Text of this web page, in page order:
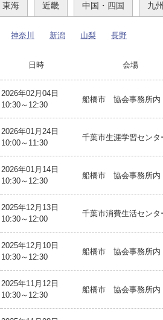
東海 近畿 中国・四国 九州
神奈川 新潟 山梨 長野
日時 会場
2026年02月04日
10:30～12:30
船橋市 協会事務所内
2026年01月24日
10:00～11:30
千葉市生涯学習セン
2026年01月14日
10:30～12:30
船橋市 協会事務所内
2025年12月13日
10:30～12:00
千葉市消費生活センタ
2025年12月10日
10:30～12:30
船橋市 協会事務所内
2025年11月12日
10:30～12:30
船橋市 協会事務所内